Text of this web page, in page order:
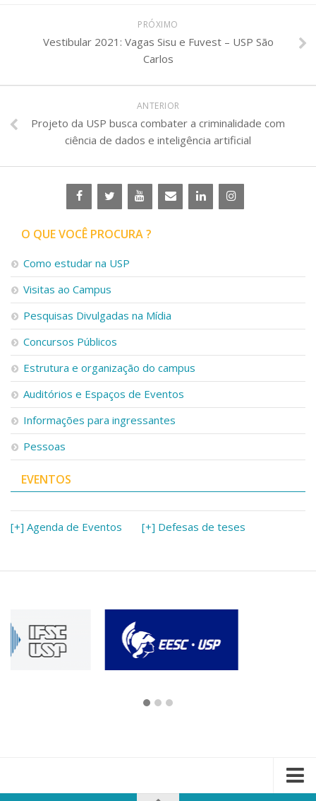
PRÓXIMO
Vestibular 2021: Vagas Sisu e Fuvest – USP São
Carlos
ANTERIOR
Projeto da USP busca combater a criminalidade com
ciência de dados e inteligência artificial
O QUE VOCÊ PROCURA ?
Como estudar na USP
Visitas ao Campus
Pesquisas Divulgadas na Mídia
Concursos Públicos
Estrutura e organização do campus
Auditórios e Espaços de Eventos
Informações para ingressantes
Pessoas
EVENTOS
[+] Agenda de Eventos [+] Defesas de teses